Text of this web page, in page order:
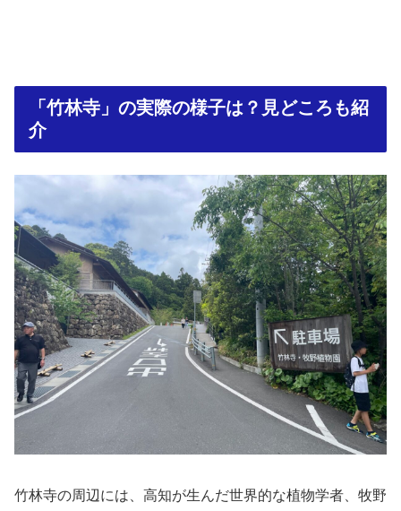
「竹林寺」の実際の様子は？見どころも紹
介
竹林寺の周辺には、高知が生んだ世界的な植物学者、牧野